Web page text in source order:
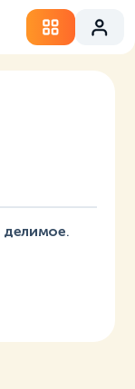
делимое.